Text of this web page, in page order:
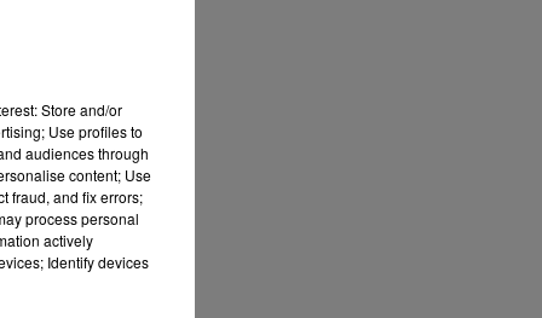
Store and/or
Use profiles to
audiences through
content; Use
fraud, and fix errors;
process personal
actively
Identify devices